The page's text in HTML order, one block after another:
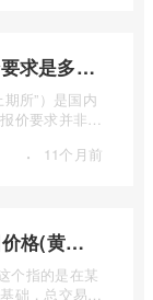
上海期货交易所的报价要求是多少(上海期货交易所的报价要求是多少钱)
期所”）是国内
价要求并非一
· 11个月前
黄金期货30亿美元今日价格(黄金期货30亿美元今日价格走势)
个指的是在某
础，总交易价